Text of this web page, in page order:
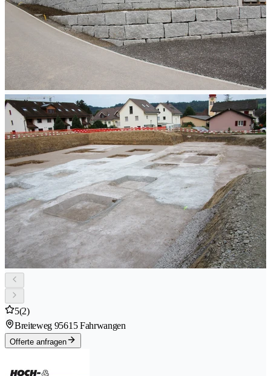
5(2)
Breiteweg 95615 Fahrwangen
Offerte anfragen